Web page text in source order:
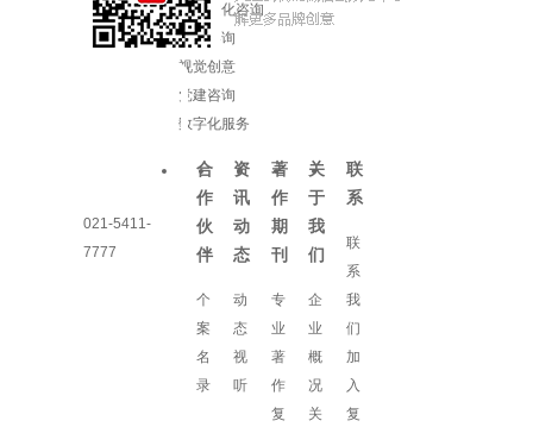
021-5411-
7777
企业文化咨询
增长咨询
视觉创意
党建咨询
数字化服务
合
作
伙
伴
个
案
名
录
资
讯
动
态
动
态
视
听
著
作
期
刊
专
业
著
作
复
关
于
我
们
企
业
概
况
关
联
系
联
系
我
们
加
入
复